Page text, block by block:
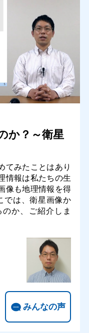
か？～衛星
てみたことはあり
情報は私たちの生
像も地理情報を得
では、衛星画像か
か、ご紹介しま
みんなの声